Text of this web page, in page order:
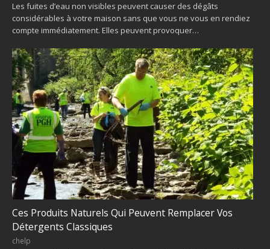
Les fuites d’eau non visibles peuvent causer des dégâts
considérables à votre maison sans que vous ne vous en rendiez
compte immédiatement. Elles peuvent provoquer…
Ces Produits Naturels Qui Peuvent Remplacer Vos
Détergents Classiques
chelp